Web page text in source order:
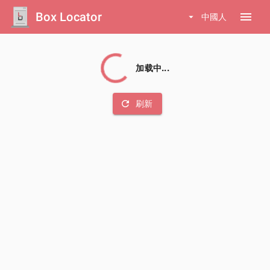
Box Locator arrow_drop_down 中國人 menu
加载中...
refresh 刷新